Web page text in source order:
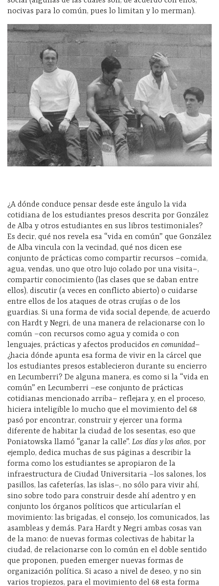
nocivas para lo común, pues lo limitan y lo merman).
¿A dónde conduce pensar desde este ángulo la vida
cotidiana de los estudiantes presos descrita por González
de Alba y otros estudiantes en sus libros testimoniales?
Es decir, qué nos revela esa “vida en común” que González
de Alba vincula con la vecindad, qué nos dicen ese
conjunto de prácticas como compartir recursos –comida,
agua, vendas, uno que otro lujo colado por una visita–,
compartir conocimiento (las clases que se daban entre
ellos), discutir (a veces en conflicto abierto) o cuidarse
entre ellos de los ataques de otras crujías o de los
guardias. Si una forma de vida social depende, de acuerdo
con Hardt y Negri, de una manera de relacionarse con lo
común –con recursos como agua y comida o con
lenguajes, prácticas y afectos producidos en comunidad–
¿hacia dónde apunta esa forma de vivir en la cárcel que
los estudiantes presos establecieron durante su encierro
en Lecumberri? De alguna manera, es como si la “vida en
común” en Lecumberri –ese conjunto de prácticas
cotidianas mencionado arriba– reflejara y, en el proceso,
hiciera inteligible lo mucho que el movimiento del 68
pasó por encontrar, construir y ejercer una forma
diferente de habitar la ciudad de los sesentas, eso que
Poniatowska llamó “ganar la calle”. Los días y los años, por
ejemplo, dedica muchas de sus páginas a describir la
forma como los estudiantes se apropiaron de la
infraestructura de Ciudad Universitaria –los salones, los
pasillos, las cafeterías, las islas–, no sólo para vivir ahí,
sino sobre todo para construir desde ahí adentro y en
conjunto los órganos políticos que articularían el
movimiento: las brigadas, el consejo, los comunicados, las
asambleas y demás. Para Hardt y Negri ambas cosas van
de la mano: de nuevas formas colectivas de habitar la
ciudad, de relacionarse con lo común en el doble sentido
que proponen, pueden emerger nuevas formas de
organización política. Si acaso a nivel de deseo, y no sin
varios tropiezos, para el movimiento del 68 esta forma